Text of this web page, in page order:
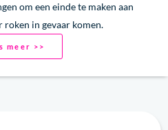
om een einde te maken aan
in gevaar komen.
meer >>